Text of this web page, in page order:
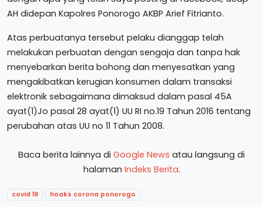
AH didepan Kapolres Ponorogo AKBP Arief Fitrianto.
Atas perbuatanya tersebut pelaku dianggap telah
melakukan perbuatan dengan sengaja dan tanpa hak
menyebarkan berita bohong dan menyesatkan yang
mengakibatkan kerugian konsumen dalam transaksi
elektronik sebagaimana dimaksud dalam pasal 45A
ayat(1)Jo pasal 28 ayat(1) UU RI no.19 Tahun 2016 tentang
perubahan atas UU no 11 Tahun 2008.
Baca berita lainnya di Google News atau langsung di
halaman Indeks Berita.
covid 19 hoaks corona ponorogo